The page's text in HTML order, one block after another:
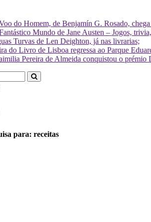
do Homem, de Benjamín G. Rosado,
Mundo de Jane Austen – Jogos,
Turvas de Len Deighton, já nas livrarias;
do Livro de Lisboa regressa ao Parque
Pereira de Almeida conquistou o
para: receitas